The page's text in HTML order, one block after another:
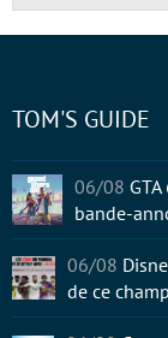
TOM'S GUIDE
06/08
bande-
06/08
de ce